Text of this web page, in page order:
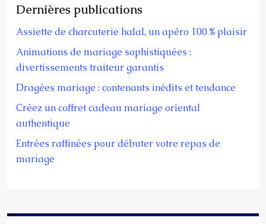
Dernières publications
Assiette de charcuterie halal, un apéro 100 % plaisir
Animations de mariage sophistiquées :
divertissements traiteur garantis
Dragées mariage : contenants inédits et tendance
Créez un coffret cadeau mariage oriental
authentique
Entrées raffinées pour débuter votre repas de
mariage